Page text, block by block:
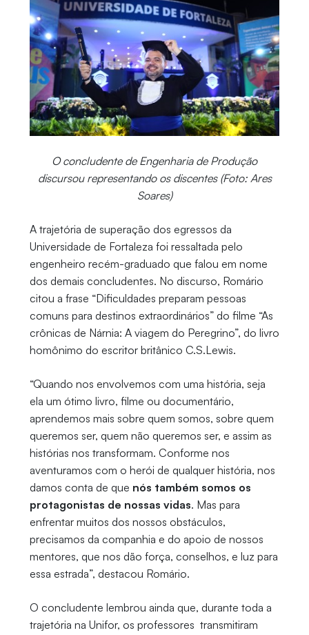
O concludente de Engenharia de Produção
discursou representando os discentes (Foto: Ares
Soares)
A trajetória de superação dos egressos da
Universidade de Fortaleza foi ressaltada pelo
engenheiro recém-graduado que falou em nome
dos demais concludentes. No discurso, Romário
citou a frase “Dificuldades preparam pessoas
comuns para destinos extraordinários” do filme “As
crônicas de Nárnia: A viagem do Peregrino”, do livro
homônimo do escritor britânico C.S.Lewis.
“Quando nos envolvemos com uma história, seja
ela um ótimo livro, filme ou documentário,
aprendemos mais sobre quem somos, sobre quem
queremos ser, quem não queremos ser, e assim as
histórias nos transformam. Conforme nos
aventuramos com o herói de qualquer história, nos
damos conta de que nós também somos os
protagonistas de nossas vidas. Mas para
enfrentar muitos dos nossos obstáculos,
precisamos da companhia e do apoio de nossos
mentores, que nos dão força, conselhos, e luz para
essa estrada”, destacou Romário.
O concludente lembrou ainda que, durante toda a
trajetória na Unifor, os professores transmitiram